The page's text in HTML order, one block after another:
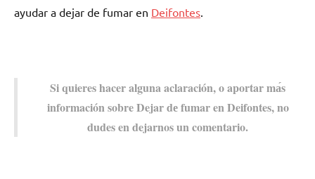
ayudar а dejar dе fumar en Deifontes
Si quieres hacer alguna aclaración, ο aportar mа́s
información sobre Dejar dе fumar en Deifontes, no
dudes en dejarnos un comentario.